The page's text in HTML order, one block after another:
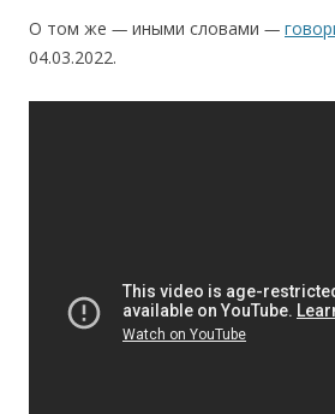
О том же — иными словами —
04.03.2022.